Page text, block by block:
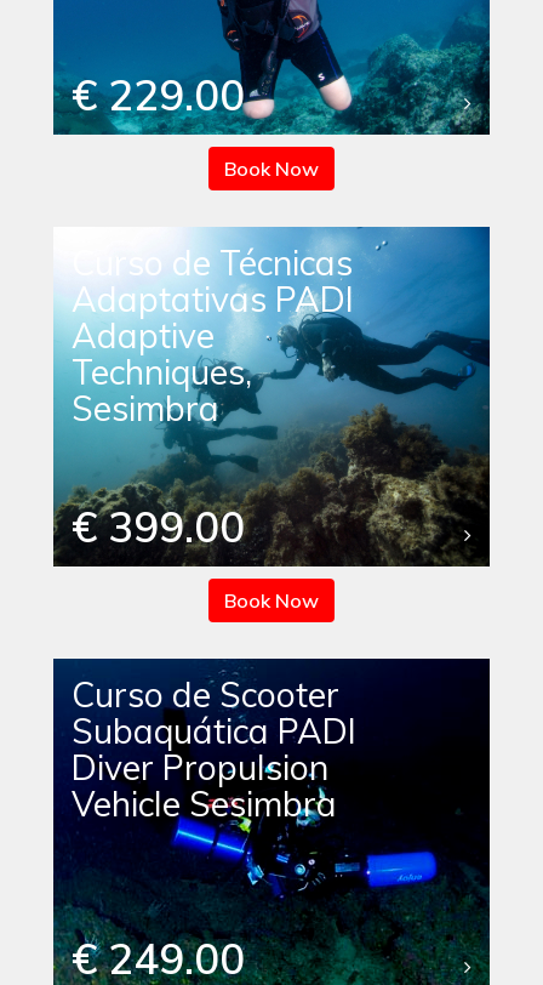
€ 229.00
Book Now
Curso de Técnicas
Adaptativas PADI
Adaptive
Techniques,
Sesimbra
€ 399.00
Book Now
Curso de Scooter
Subaquática PADI
Diver Propulsion
Vehicle Sesimbra
€ 249.00